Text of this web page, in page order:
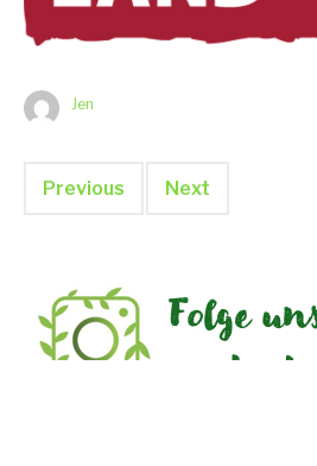
Jen
Previous Next